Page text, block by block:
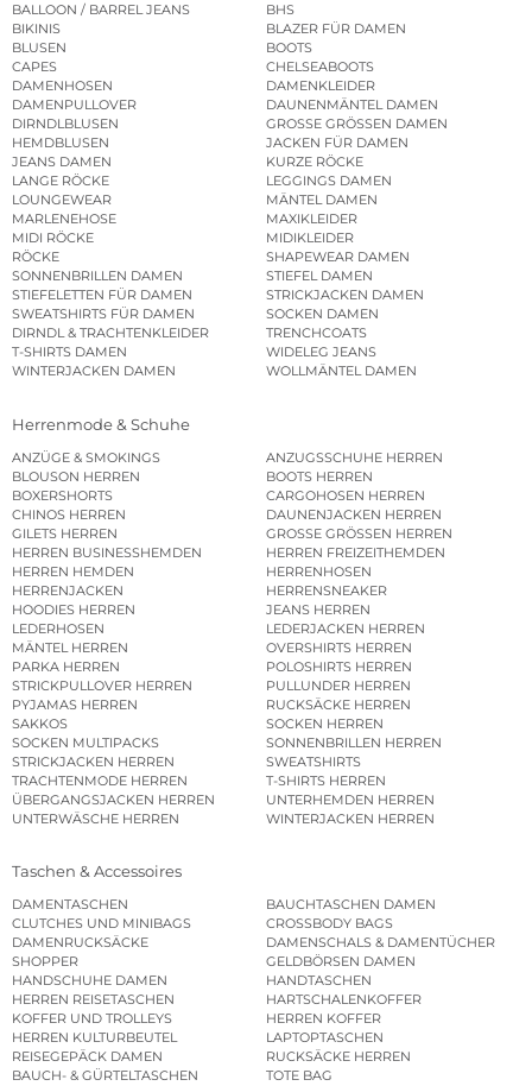
BALLOON / BARREL JEANS
BHS
BIKINIS
BLAZER FÜR DAMEN
BLUSEN
BOOTS
CAPES
CHELSEABOOTS
DAMENHOSEN
DAMENKLEIDER
DAMENPULLOVER
DAUNENMÄNTEL DAMEN
DIRNDLBLUSEN
GROSSE GRÖSSEN DAMEN
HEMDBLUSEN
JACKEN FÜR DAMEN
JEANS DAMEN
KURZE RÖCKE
LANGE RÖCKE
LEGGINGS DAMEN
LOUNGEWEAR
MÄNTEL DAMEN
MARLENEHOSE
MAXIKLEIDER
MIDI RÖCKE
MIDIKLEIDER
RÖCKE
SHAPEWEAR DAMEN
SONNENBRILLEN DAMEN
STIEFEL DAMEN
STIEFELETTEN FÜR DAMEN
STRICKJACKEN DAMEN
SWEATSHIRTS FÜR DAMEN
SOCKEN DAMEN
DIRNDL & TRACHTENKLEIDER
TRENCHCOATS
T-SHIRTS DAMEN
WIDELEG JEANS
WINTERJACKEN DAMEN
WOLLMÄNTEL DAMEN
Herrenmode & Schuhe
ANZÜGE & SMOKINGS
ANZUGSSCHUHE HERREN
BLOUSON HERREN
BOOTS HERREN
BOXERSHORTS
CARGOHOSEN HERREN
CHINOS HERREN
DAUNENJACKEN HERREN
GILETS HERREN
GROSSE GRÖSSEN HERREN
HERREN BUSINESSHEMDEN
HERREN FREIZEITHEMDEN
HERREN HEMDEN
HERRENHOSEN
HERRENJACKEN
HERRENSNEAKER
HOODIES HERREN
JEANS HERREN
LEDERHOSEN
LEDERJACKEN HERREN
MÄNTEL HERREN
OVERSHIRTS HERREN
PARKA HERREN
POLOSHIRTS HERREN
STRICKPULLOVER HERREN
PULLUNDER HERREN
PYJAMAS HERREN
RUCKSÄCKE HERREN
SAKKOS
SOCKEN HERREN
SOCKEN MULTIPACKS
SONNENBRILLEN HERREN
STRICKJACKEN HERREN
SWEATSHIRTS
TRACHTENMODE HERREN
T-SHIRTS HERREN
ÜBERGANGSJACKEN HERREN
UNTERHEMDEN HERREN
UNTERWÄSCHE HERREN
WINTERJACKEN HERREN
Taschen & Accessoires
DAMENTASCHEN
BAUCHTASCHEN DAMEN
CLUTCHES UND MINIBAGS
CROSSBODY BAGS
DAMENRUCKSÄCKE
DAMENSCHALS & DAMENTÜCHER
SHOPPER
GELDBÖRSEN DAMEN
HANDSCHUHE DAMEN
HANDTASCHEN
HERREN REISETASCHEN
HARTSCHALENKOFFER
KOFFER UND TROLLEYS
HERREN KOFFER
HERREN KULTURBEUTEL
LAPTOPTASCHEN
REISEGEPÄCK DAMEN
RUCKSÄCKE HERREN
BAUCH- & GÜRTELTASCHEN
TOTE BAG